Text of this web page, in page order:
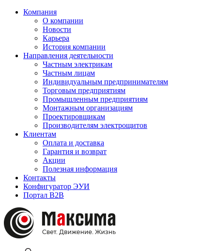
Компания
О компании
Новости
Карьера
История компании
Направления деятельности
Частным электрикам
Частным лицам
Индивидуальным предпринимателям
Торговым предприятиям
Промышленным предприятиям
Монтажным организациям
Проектировщикам
Производителям электрощитов
Клиентам
Оплата и доставка
Гарантия и возврат
Акции
Полезная информация
Контакты
Конфигуратор ЭУИ
Портал B2B